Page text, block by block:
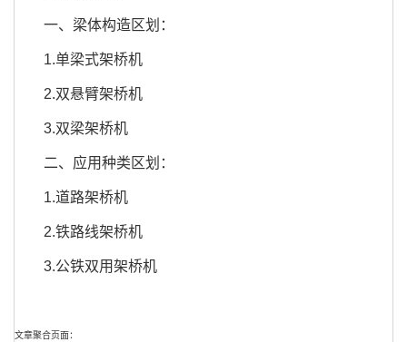
一、梁体构造区划：
1.单梁式架桥机
2.双悬臂架桥机
3.双梁架桥机
二、应用种类区划：
1.道路架桥机
2.铁路线架桥机
3.公铁双用架桥机
文章聚合页面：